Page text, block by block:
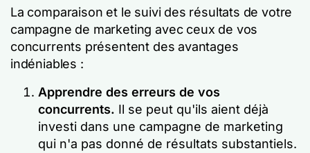
La comparaison et le suivi des résultats de votre
campagne de marketing avec ceux de vos
concurrents présentent des avantages
indéniables :
Apprendre des erreurs de vos
concurrents. Il se peut qu'ils aient déjà
investi dans une campagne de marketing
qui n'a pas donné de résultats substantiels.